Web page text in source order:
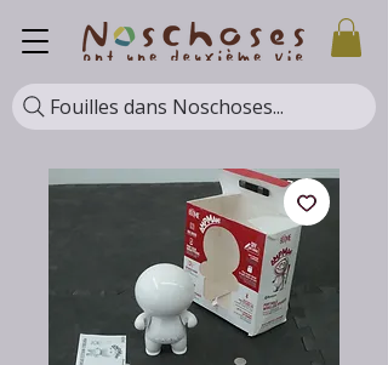
Fouilles dans Noschoses...